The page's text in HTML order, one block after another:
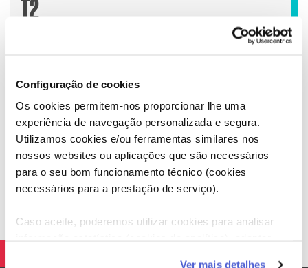
Configuração de cookies
Os cookies permitem-nos proporcionar lhe uma
experiência de navegação personalizada e segura.
Utilizamos cookies e/ou ferramentas similares nos
nossos websites ou aplicações que são necessários
para o seu bom funcionamento técnico (cookies
necessários para a prestação de serviço).
Caso aceite, poderemos utilizar cookies para analisar
Ver mais detalhes
T2
regressa ao Casa e Cozinha com “Aqui Há Sabor”, um
novo programa onde o sabor se cruza com a amizade.
A Ana Moreira esteve nos bastidores e acompanhou de